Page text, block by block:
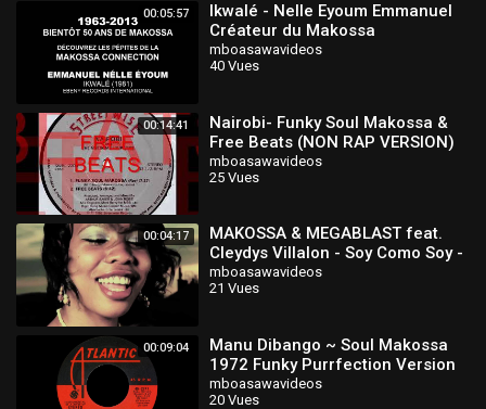
00:05:57
Ikwalé - Nelle Eyoum Emmanuel
Créateur du Makossa
mboasawavideos
40 Vues
00:14:41
Nairobi- Funky Soul Makossa &
Free Beats (NON RAP VERSION)
mboasawavideos
25 Vues
00:04:17
MAKOSSA & MEGABLAST feat.
Cleydys Villalon - Soy Como Soy -
(official album version)
mboasawavideos
21 Vues
00:09:04
Manu Dibango ~ Soul Makossa
1972 Funky Purrfection Version
mboasawavideos
20 Vues